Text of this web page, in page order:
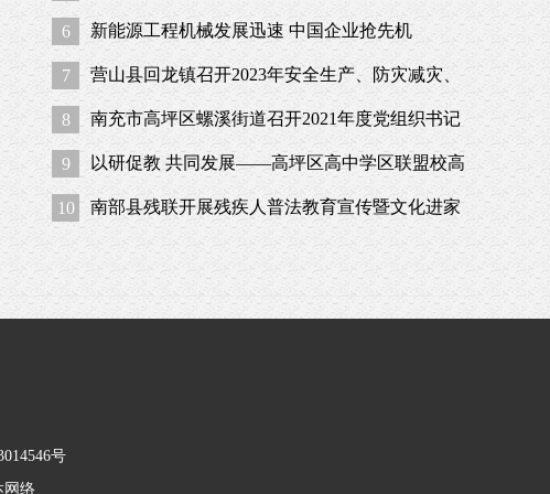
色”
6 新能源工程机械发展迅速 中国企业抢先机
7 营山县回龙镇召开2023年安全生产、防灾减灾、
应急管理工作暨镇安委会第一次全体成员会议
8 南充市高坪区螺溪街道召开2021年度党组织书记
抓基层党建述职评议会
9 以研促教 共同发展——高坪区高中学区联盟校高
一化学联合教研活动在我校举行
10 南部县残联开展残疾人普法教育宣传暨文化进家
庭 “五个一”活动
号
网络